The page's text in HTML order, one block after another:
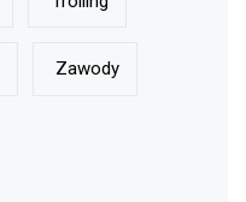
Zawody